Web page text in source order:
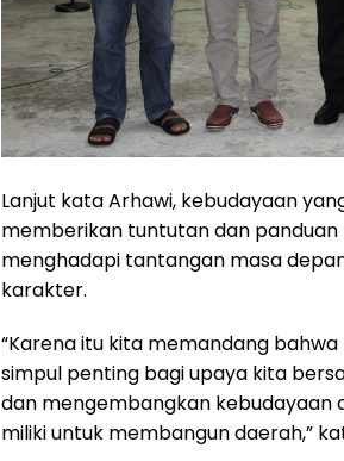
Lanjut kata Arhawi, kebudayaan
memberikan tuntutan dan
menghadapi tantangan masa
karakter.
“Karena itu kita memandang
simpul penting bagi upaya kita
dan mengembangkan kebudayaan
miliki untuk membangun daerah,”